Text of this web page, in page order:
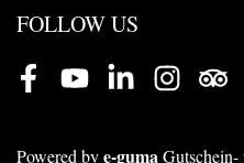
FOLLOW US
FacebookYoutubeLinkedInInstagram
Powered bye-gumaGutschein-